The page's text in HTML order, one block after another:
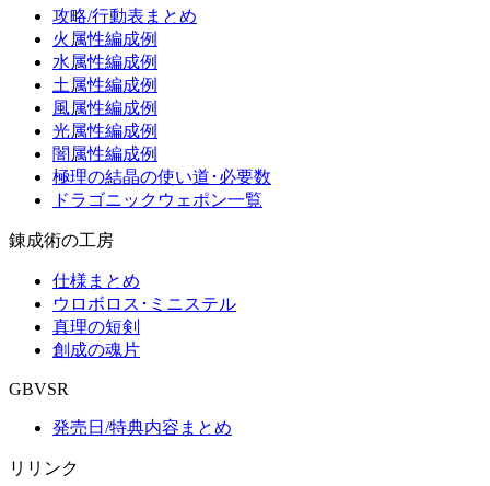
攻略/行動表まとめ
火属性編成例
水属性編成例
土属性編成例
風属性編成例
光属性編成例
闇属性編成例
極理の結晶の使い道･必要数
ドラゴニックウェポン一覧
錬成術の工房
仕様まとめ
ウロボロス･ミニステル
真理の短剣
創成の魂片
GBVSR
発売日/特典内容まとめ
リリンク